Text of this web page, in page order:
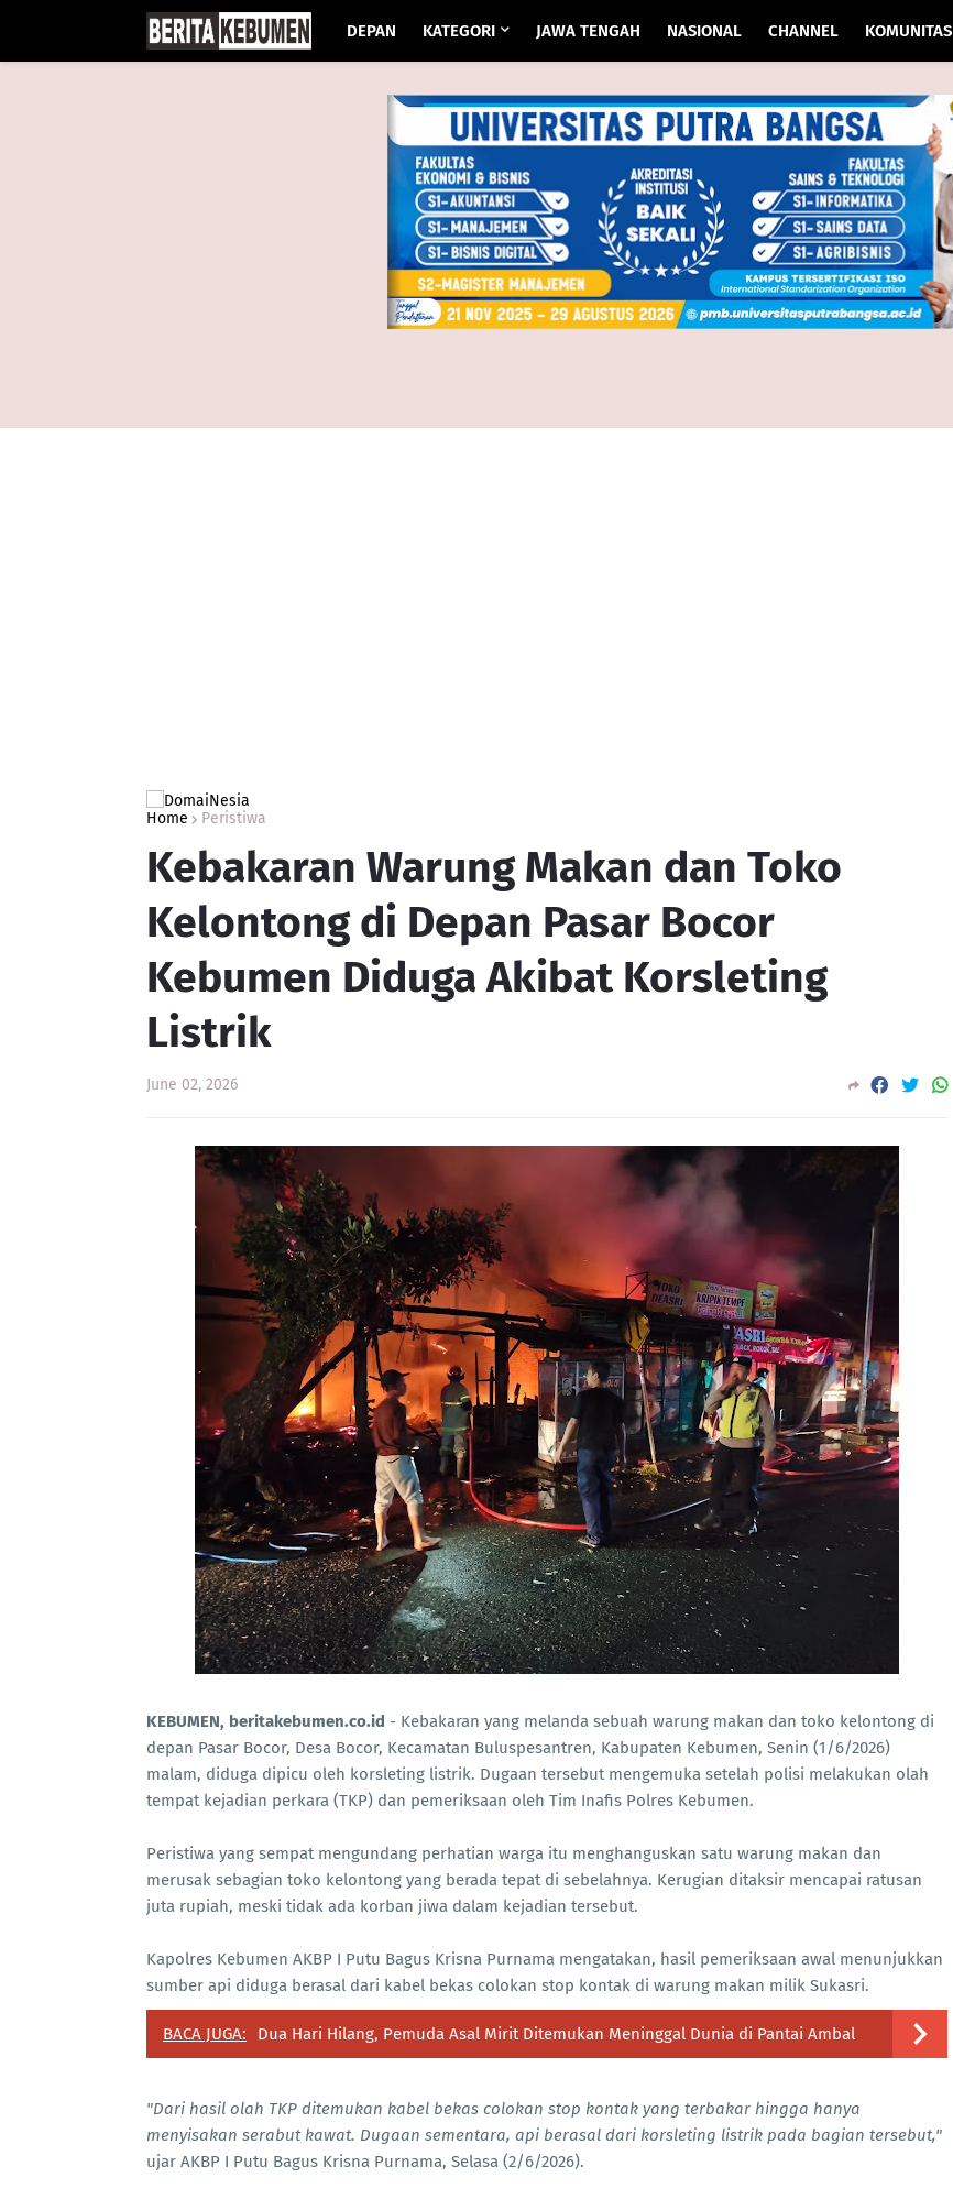
DEPAN KATEGORI JAWA TENGAH NASIONAL CHANNEL KOMUNITAS
Home Peristiwa
Kebakaran Warung Makan dan Toko
Kelontong di Depan Pasar Bocor
Kebumen Diduga Akibat Korsleting
Listrik
June 02, 2026
KEBUMEN, beritakebumen.co.id - Kebakaran yang melanda sebuah warung makan dan toko kelontong di
depan Pasar Bocor, Desa Bocor, Kecamatan Buluspesantren, Kabupaten Kebumen, Senin (1/6/2026)
malam, diduga dipicu oleh korsleting listrik. Dugaan tersebut mengemuka setelah polisi melakukan olah
tempat kejadian perkara (TKP) dan pemeriksaan oleh Tim Inafis Polres Kebumen.
Peristiwa yang sempat mengundang perhatian warga itu menghanguskan satu warung makan dan
merusak sebagian toko kelontong yang berada tepat di sebelahnya. Kerugian ditaksir mencapai ratusan
juta rupiah, meski tidak ada korban jiwa dalam kejadian tersebut.
Kapolres Kebumen AKBP I Putu Bagus Krisna Purnama mengatakan, hasil pemeriksaan awal menunjukkan
sumber api diduga berasal dari kabel bekas colokan stop kontak di warung makan milik Sukasri.
BACA JUGA: Dua Hari Hilang, Pemuda Asal Mirit Ditemukan Meninggal Dunia di Pantai Ambal
"Dari hasil olah TKP ditemukan kabel bekas colokan stop kontak yang terbakar hingga hanya
menyisakan serabut kawat. Dugaan sementara, api berasal dari korsleting listrik pada bagian tersebut,"
ujar AKBP I Putu Bagus Krisna Purnama, Selasa (2/6/2026).